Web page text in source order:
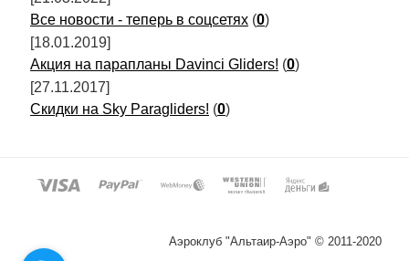
Все новости - теперь в соцсетях (0)
[18.01.2019]
Акция на парапланы Davinci Gliders! (0)
[27.11.2017]
Скидки на Sky Paragliders! (0)
Аэроклуб "Альтаир-Аэро" © 2011-2020